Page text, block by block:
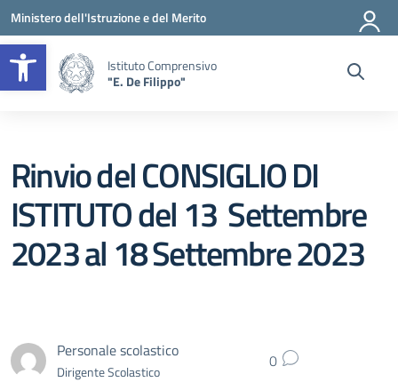
Apri la barra degli strumenti
Vai ai contenuti
Vai al menu di navigazione
Vai al footer
Ministero dell'Istruzione e del Merito
Istituto Comprensivo
"E. De Filippo"
Rinvio del CONSIGLIO DI
ISTITUTO del 13 Settembre
2023 al 18 Settembre 2023
Personale scolastico
Dirigente Scolastico 0